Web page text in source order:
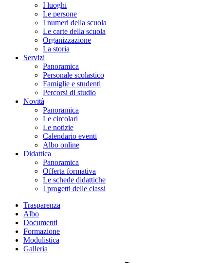
I luoghi
Le persone
I numeri della scuola
Le carte della scuola
Organizzazione
La storia
Servizi
Panoramica
Personale scolastico
Famiglie e studenti
Percorsi di studio
Novità
Panoramica
Le circolari
Le notizie
Calendario eventi
Albo online
Didattica
Panoramica
Offerta formativa
Le schede didattiche
I progetti delle classi
Trasparenza
Albo
Documenti
Formazione
Modulistica
Galleria